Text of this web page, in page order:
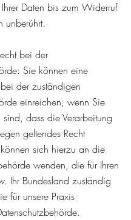
Daten bis zum Widerruf
unberührt.
bei der
Sie können eine
der zuständigen
einreichen, wenn Sie
dass die Verarbeitung
geltendes Recht
sich hierzu an die
wenden, die für Ihren
Ihr Bundesland zuständig
für unsere Praxis